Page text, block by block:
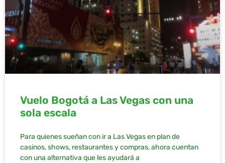
Vuelo Bogotá a Las Vegas con una
sola escala
Para quienes sueñan con ir a Las Vegas en plan de
casinos, shows, restaurantes y compras, ahora cuentan
con una alternativa que les ayudará a